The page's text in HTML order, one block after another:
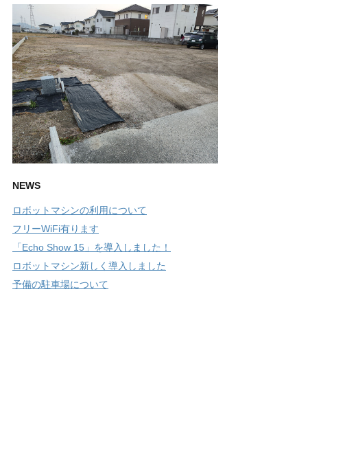
NEWS
ロボットマシンの利用について
フリーWiFi有ります
「Echo Show 15」を導入しました！
ロボットマシン新しく導入しました
予備の駐車場について